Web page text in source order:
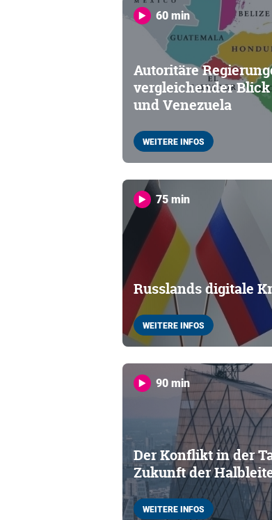
60 min
Autoritäre
vergleichender Blick
und Venezuela
WEITERE INFOS
75 min
Russlands digitale
WEITERE INFOS
90 min
Der Konflikt in der
Zukunft der
WEITERE INFOS